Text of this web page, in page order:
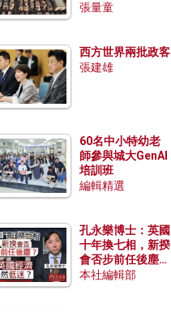
張量童
西方世界兩批政客
張建雄
60名中小特幼老
師參與城大GenAI
培訓班
編輯精選
孔永樂博士：英國
十年換七相，新揆
會否步前任後塵？
脫歐後英國經濟為
本社編輯部